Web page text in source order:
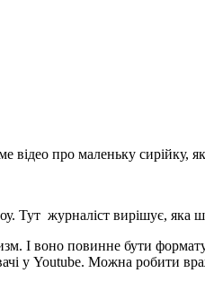
відео про маленьку сирійку,
Тут журналіст вирішує,
І воно повинне бути
у Youtube. Можна робити